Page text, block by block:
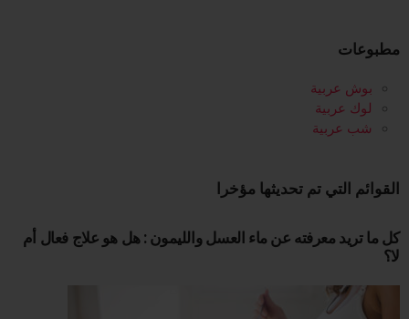
مطبوعات
بوش عربية
لوك عربية
شب عربية
القوائم التي تم تحديثها مؤخرا
كل ما تريد معرفته عن ماء العسل والليمون : هل هو علاج فعال أم
لا؟